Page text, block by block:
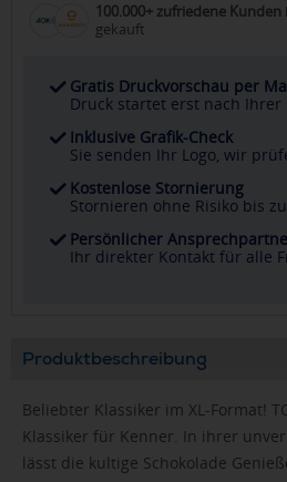
100.000+ zufriedene Kunden
gekauft
Gratis Druckvorschau per
Druck startet erst nach Ihrer
Inklusive Grafik-Check
Sie senden Ihr Logo, wir
Kostenlose Stornierung
Stornieren ohne Risiko bis
Persönlicher
Ihr direkter Kontakt für alle
Produktbeschreibung
Beliebter Klassiker im XL-Format!
Klassiker für Kenner. In ihrer
lässt die kultige Schokolade